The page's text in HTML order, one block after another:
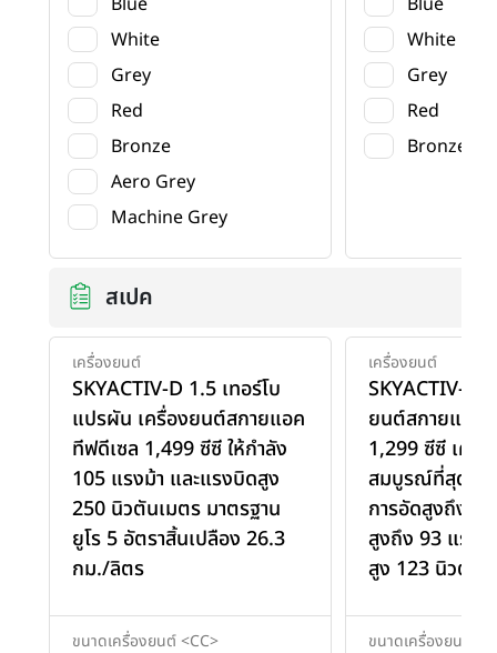
White
Grey
Red
Bronze
Aero Grey
Machine Grey
White
Grey
Red
Bronze
สเปค
เครื่องยนต์
SKYACTIV-D 1.5 เทอร์โบ
แปรผัน เครื่องยนต์สกายแอค
ทีฟดีเซล 1,499 ซีซี ให้กำลัง
105 แรงม้า และแรงบิดสูง
250 นิวตันเมตร มาตรฐาน
ยูโร 5 อัตราสิ้นเปลือง 26.3
กม./ลิตร
ขนาดเครื่องยนต์ <CC>
เครื่องยนต์
SKYACTIV-G
ยนต์สกายแอค
1,299 ซีซี เครื่
สมบูรณ์ที่สุดด้ว
การอัดสูงถึง
สูงถึง 93 แรงม้
สูง 123 นิวตัน-
ขนาดเครื่องยนต์